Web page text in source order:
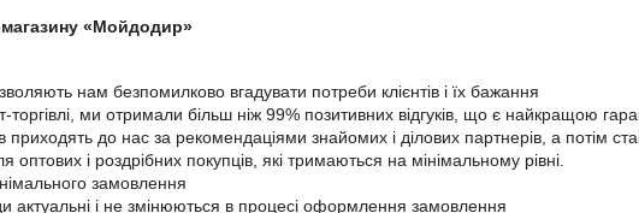
магазину «Мойдодир»
нам безпомилково вгадувати потреби клієнтів і їх бажання
торгівлі, ми отримали більш ніж 99% позитивних відгуків, що є найкращою
приходять до нас за рекомендаціями знайомих і ділових партнерів, а потім
оптових і роздрібних покупців, які тримаються на мінімальному рівні.
замовлення
актуальні і не змінюються в процесі оформлення замовлення